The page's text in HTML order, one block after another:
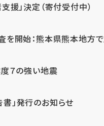
援」決定（寄付受付中）
を開始：熊本県熊本地方
７の強い地震
」発行のお知らせ